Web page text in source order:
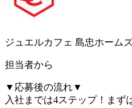
ジュエルカフェ 島忠ホーム
担当者から
▼応募後の流れ▼
入社までは4ステップ！まず